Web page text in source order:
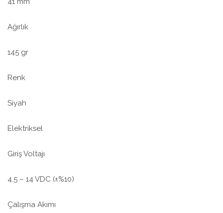
Ağırlık
145 gr
Renk
Siyah
Elektriksel
Giriş Voltajı
4.5 – 14 VDC (±%10)
Çalışma Akımı